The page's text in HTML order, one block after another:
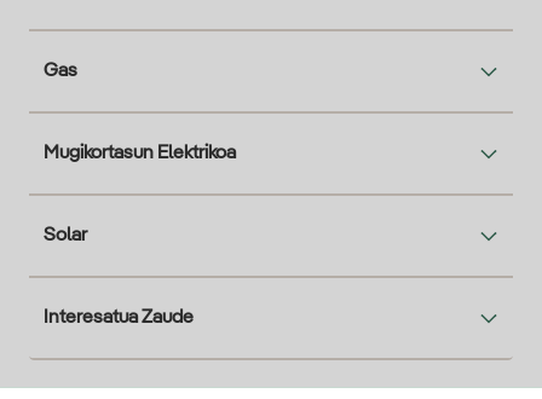
Gas
Mugikortasun Elektrikoa
Solar
Interesatua Zaude